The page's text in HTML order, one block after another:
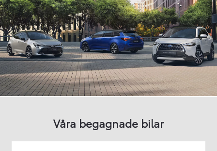
Våra begagnade bilar